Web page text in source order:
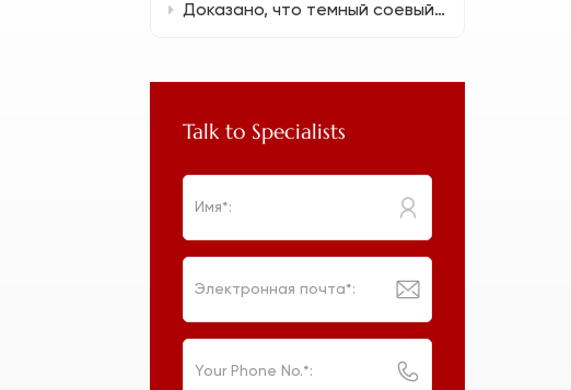
Доказано, что темный соевый соус исправляет распространенные кулинарные ошибки.
Talk to Specialists